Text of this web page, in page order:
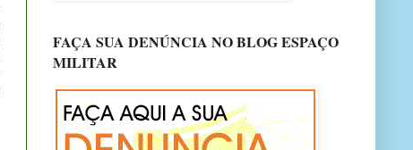
FAÇA SUA DENÚNCIA NO BLOG ESPAÇO
MILITAR